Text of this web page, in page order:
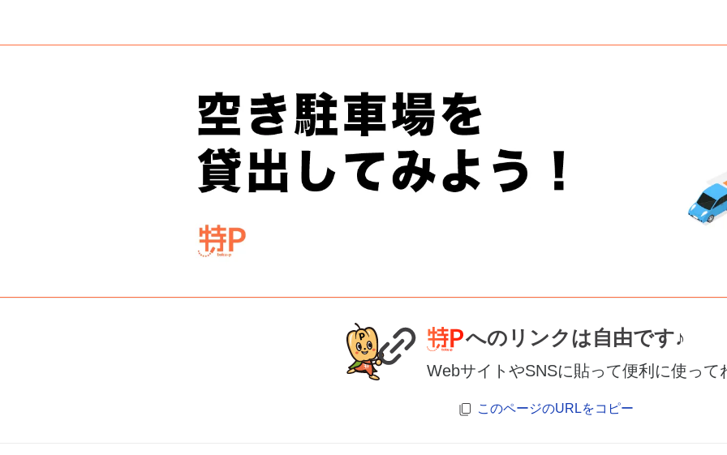
へのリンクは自由です♪
WebサイトやSNSに貼って便利に使って
このページのURLをコピー